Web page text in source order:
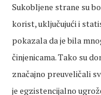
Sukobljene strane su
korist, uključujući i
pokazala da je bila
činjenicama. Tako su
značajno preuveličali
je egzistencijalno